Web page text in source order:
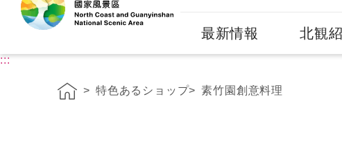
最新情報 北観
:::
特色あるショップ 素竹園創意料理